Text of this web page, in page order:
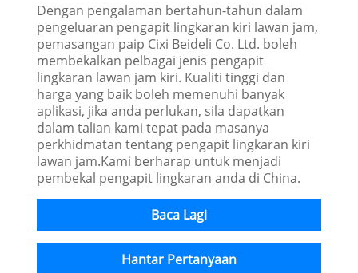
Dengan pengalaman bertahun-tahun dalam
pengeluaran pengapit lingkaran kiri lawan jam,
pemasangan paip Cixi Beideli Co. Ltd. boleh
membekalkan pelbagai jenis pengapit
lingkaran lawan jam kiri. Kualiti tinggi dan
harga yang baik boleh memenuhi banyak
aplikasi, jika anda perlukan, sila dapatkan
dalam talian kami tepat pada masanya
perkhidmatan tentang pengapit lingkaran kiri
lawan jam.Kami berharap untuk menjadi
pembekal pengapit lingkaran anda di China.
Baca Lagi
Hantar Pertanyaan